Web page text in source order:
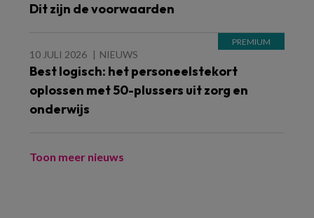
Dit zijn de voorwaarden
10 JULI 2026 NIEUWS
Best logisch: het personeelstekort
oplossen met 50-plussers uit zorg en
onderwijs
Toon meer nieuws